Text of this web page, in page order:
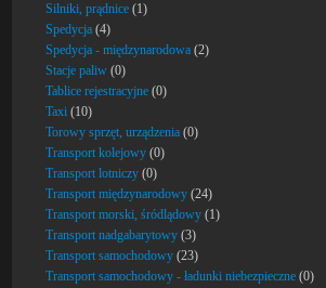
Silniki, prądnice (1)
Spedycja (4)
Spedycja - międzynarodowa (2)
Stacje paliw (0)
Tablice rejestracyjne (0)
Taxi (10)
Torowy sprzęt, urządzenia (0)
Transport kolejowy (0)
Transport lotniczy (0)
Transport międzynarodowy (24)
Transport morski, śródlądowy (1)
Transport nadgabarytowy (3)
Transport samochodowy (23)
Transport samochodowy - ładunki niebezpieczne (0)